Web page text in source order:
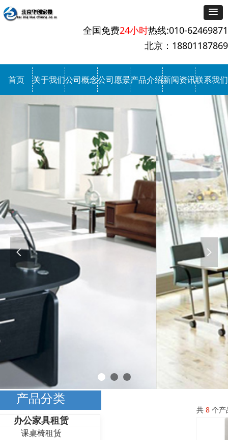
首页 关于我们公司概念公司愿景产品介绍新闻资讯联系我们
넳 넲
全国免费24小时热线:010-62469871
北京：18801187869
共 8 个产
办公家具租赁
课桌椅租赁
产品分类